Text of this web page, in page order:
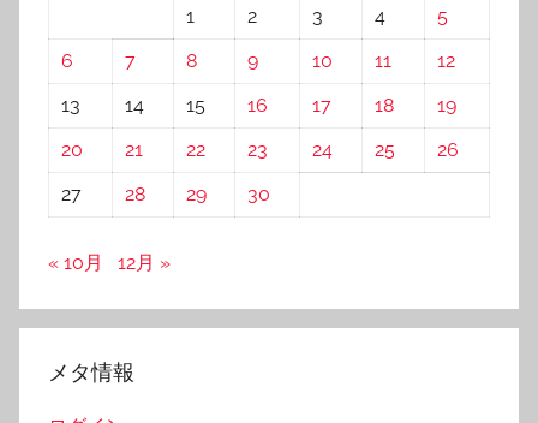
1
2 3 4
5
6
7 8 9 10 11
12
13
14 15 16 17 18
19
20
21 22 23 24 25
26
27
28 29 30
« 10月 12月 »
メタ情報